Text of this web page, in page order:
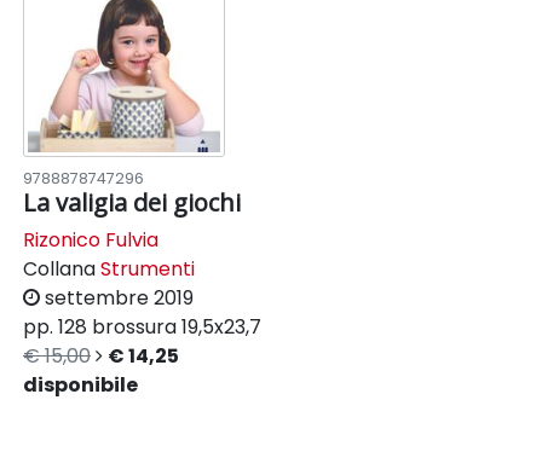
9788878747296
La valigia dei giochi
Rizonico Fulvia
CollanaStrumenti
settembre 2019
pp. 128 brossura19,5x23,7
€ 15,00
€ 14,25
disponibile